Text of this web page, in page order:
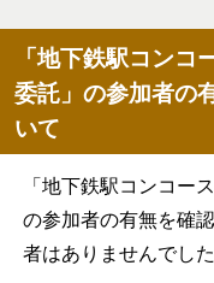
「地下鉄駅コン
委託」の参加者の
いて
「地下鉄駅コンコー
の参加者の有無を確
者はありませんでした